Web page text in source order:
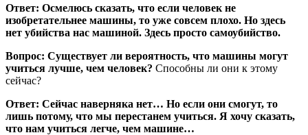
Ответ: Осмелюсь сказать, что если человек не
изобретательнее машины, то уже совсем плохо. Но здесь
нет убийства нас машиной. Здесь просто самоубийство.
Вопрос: Существует ли вероятность, что машины могут
учиться лучше, чем человек? Способны ли они к этому
сейчас?
Ответ: Сейчас наверняка нет… Но если они смогут, то
лишь потому, что мы перестанем учиться. Я хочу сказать,
что нам учиться легче, чем машине…